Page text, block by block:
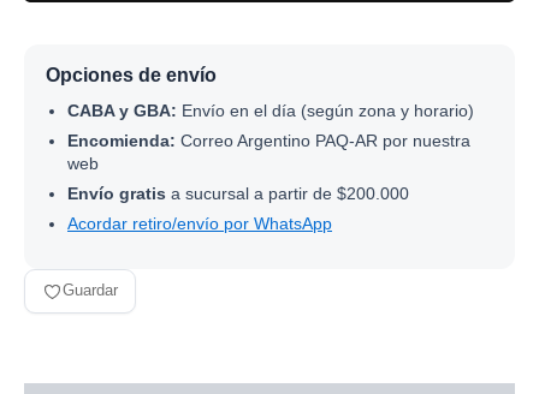
Opciones de envío
CABA y GBA: Envío en el día (según zona y horario)
Encomienda: Correo Argentino PAQ-AR por nuestra
web
Envío gratis a sucursal a partir de $200.000
Acordar retiro/envío por WhatsApp
Guardar